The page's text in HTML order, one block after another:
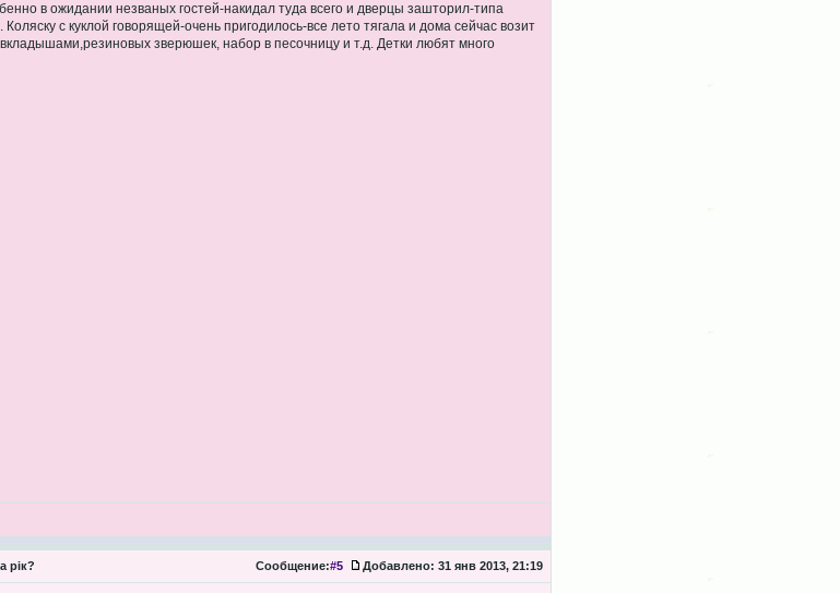
в ожидании незваных гостей-накидал туда всего и дверцы зашторил-типа
с куклой говорящей-очень пригодилось-все лето тягала и дома сейчас возит
зверюшек, набор в песочницу и т.д. Детки любят много
рік? Сообщение:#5 Добавлено: 31 янв 2013, 21:19